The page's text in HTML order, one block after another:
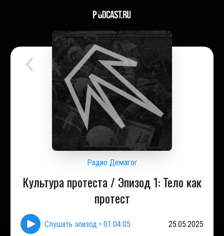
Радио Демагог
Культура протеста / Эпизод 1: Тело как
протест
Слушать эпизод • 01:04:05 25.05.2025